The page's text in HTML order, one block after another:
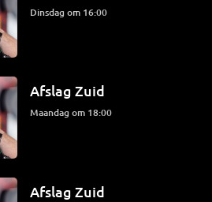
dinsdag om 16:00
Afslag Zuid
maandag om 18:00
Afslag Zuid